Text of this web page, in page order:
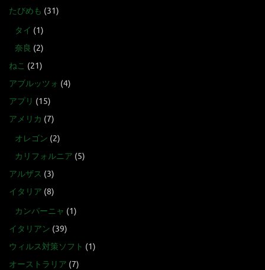
たびめも (31)
タイ (1)
奈良 (2)
ねこ (21)
アブルッツォ (4)
アプリ (15)
アメリカ (7)
オレゴン (2)
カリフォルニア (5)
アルザス (3)
イタリア (8)
カンパーニャ (1)
イタリアン (39)
ウィルス対策ソフト (1)
オーストラリア (7)